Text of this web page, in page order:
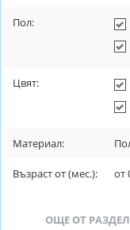
Пол:
Цвят:
Материал:
Възраст от (мес.): от
ОЩЕ ОТ